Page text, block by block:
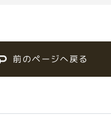
前のページへ戻る